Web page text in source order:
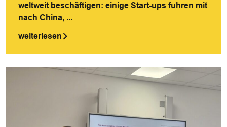
weltweit beschäftigen: einige Start-ups fuhren mit
nach China, ...
weiterlesen